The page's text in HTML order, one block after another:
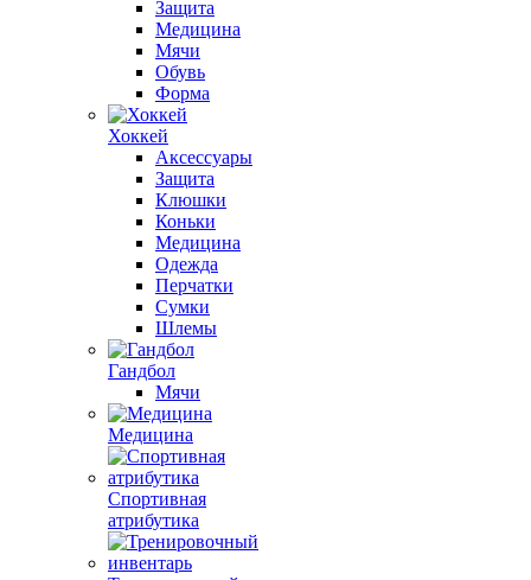
Защита
Медицина
Мячи
Обувь
Форма
Хоккей
Аксессуары
Защита
Клюшки
Коньки
Медицина
Одежда
Перчатки
Сумки
Шлемы
Гандбол
Мячи
Медицина
Спортивная
атрибутика